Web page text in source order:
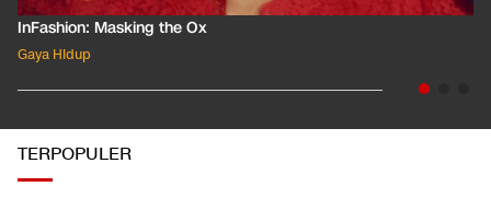
Gaya Hidup